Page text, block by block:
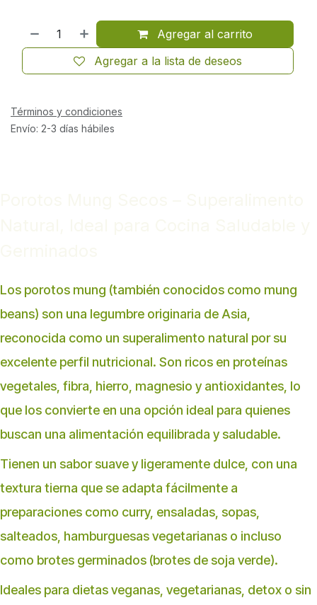
Agregar al carrito
Agregar a la lista de deseos
Términos y condiciones
Envío: 2-3 días hábiles
Los porotos mung (también conocidos como mung
beans) son una legumbre originaria de Asia,
reconocida como un superalimento natural por su
excelente perfil nutricional. Son ricos en proteínas
vegetales, fibra, hierro, magnesio y antioxidantes, lo
que los convierte en una opción ideal para quienes
buscan una alimentación equilibrada y saludable.
Tienen un sabor suave y ligeramente dulce, con una
textura tierna que se adapta fácilmente a
preparaciones como curry, ensaladas, sopas,
salteados, hamburguesas vegetarianas o incluso
como brotes germinados (brotes de soja verde).
Ideales para dietas veganas, vegetarianas, detox o sin